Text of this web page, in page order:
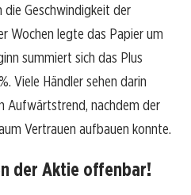
Geschwindigkeit der
Wochen legte das Papier um
summiert sich das Plus
Viele Händler sehen darin
Aufwärtstrend, nachdem der
Vertrauen aufbauen konnte.
der Aktie offenbar!